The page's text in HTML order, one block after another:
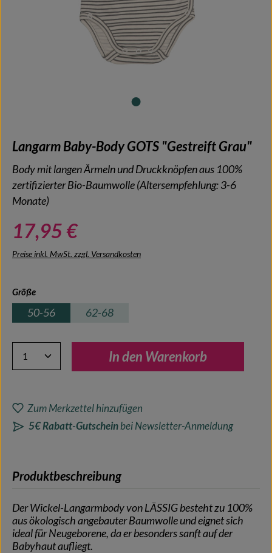
Langarm Baby-Body GOTS "Gestreift Grau"
Body mit langen Ärmeln und Druckknöpfen aus 100%
zertifizierter Bio-Baumwolle (Altersempfehlung: 3-6
Monate)
17,95 €
Preise inkl. MwSt. zzgl. Versandkosten
Größeauswählen
50-56 62-68
Produkt Anzahl: Gib den gewünschten Wert ein oder
In den Warenkorb
Zum Merkzettel hinzufügen
5€ Rabatt-Gutscheinbei Newsletter-Anmeldung
Produktbeschreibung
Der Wickel-Langarmbody von LÄSSIG besteht zu 100%
aus ökologisch angebauter Baumwolle und eignet sich
ideal für Neugeborene, da er besonders sanft auf der
Babyhaut aufliegt.